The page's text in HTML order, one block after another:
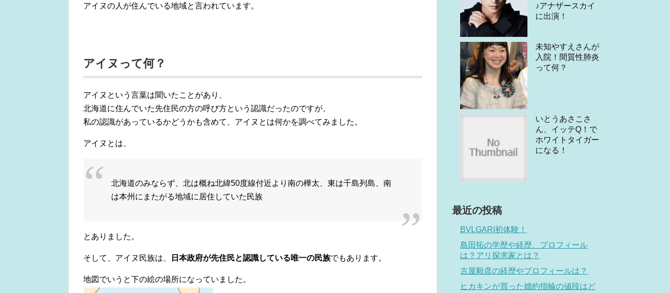
アイヌの人が住んでいる地域と言われています。
アイヌって何？
アイヌという言葉は聞いたことがあり、
北海道に住んでいた先住民の方の呼び方という認識だったのですが、
私の認識があっているかどうかも含めて、アイヌとは何かを調べてみました。
アイヌとは、
北海道のみならず、北は概ね北緯50度線付近より南の樺太、東は千島列島、南
は本州にまたがる地域に居住していた民族
とありました。
そして、アイヌ民族は、 日本政府が先住民と認識している唯一の民族でもあります。
地図でいうと下の絵の場所になっていました。
♪アナザースカイ
に出演！
未知やすえさんが
入院！間質性肺炎
って何？
いとうあさこさ
ん、イッテQ！で
ホワイトタイガー
になる！
最近の投稿
BVLGARI初体験！
島田拓の学歴や経歴、プロフィール
は？アリ探求家とは？
古屋毅彦の経歴やプロフィールは？
ヒカキンが買った婚約指輪の値段はど